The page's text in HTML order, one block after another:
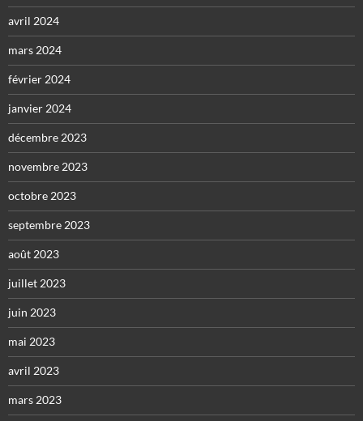
avril 2024
mars 2024
février 2024
janvier 2024
décembre 2023
novembre 2023
octobre 2023
septembre 2023
août 2023
juillet 2023
juin 2023
mai 2023
avril 2023
mars 2023